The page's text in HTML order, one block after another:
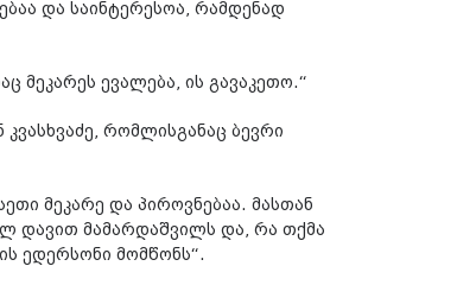
და საინტერესოა, რამდენად
მეკარეს ევალება, ის გავაკეთო.“
რომლისგანაც ბევრი
მეკარე და პიროვნებაა. მასთან
დავით მამარდაშვილს და, რა თქმა
ედერსონი მომწონს“.